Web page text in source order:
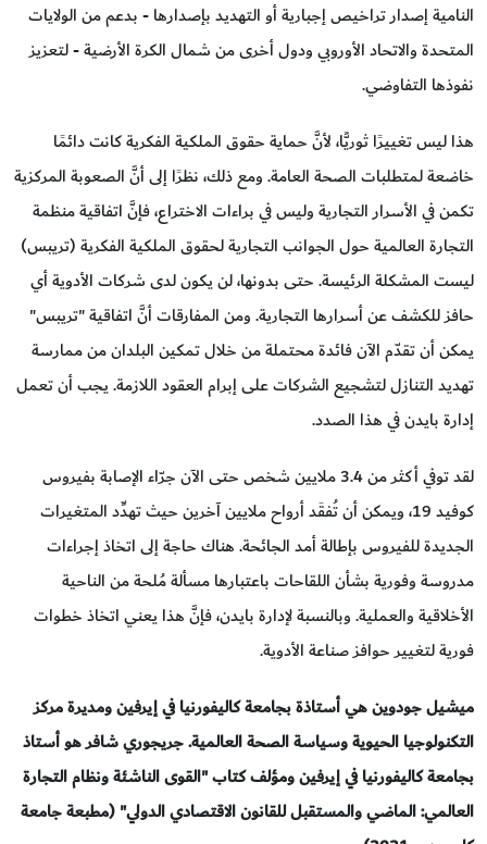
النامية إصدار تراخيص إجبارية أو التهديد بإصدارها - بدعم من الولايات
المتحدة والاتحاد الأوروبي ودول أخرى من شمال الكرة الأرضية - لتعزيز
نفوذها التفاوضي.
هذا ليس تغييرًا ثوريًّا، لأنَّ حماية حقوق الملكية الفكرية كانت دائمًا
خاضعة لمتطلبات الصحة العامة. ومع ذلك، نظرًا إلى أنَّ الصعوبة المركزية
تكمن في الأسرار التجارية وليس في براءات الاختراع، فإنَّ اتفاقية منظمة
التجارة العالمية حول الجوانب التجارية لحقوق الملكية الفكرية (تريبس)
ليست المشكلة الرئيسة. حتى بدونها، لن يكون لدى شركات الأدوية أي
حافز للكشف عن أسرارها التجارية. ومن المفارقات أنَّ اتفاقية "تريبس"
يمكن أن تقدّم الآن فائدة محتملة من خلال تمكين البلدان من ممارسة
تهديد التنازل لتشجيع الشركات على إبرام العقود اللازمة. يجب أن تعمل
إدارة بايدن في هذا الصدد.
لقد توفي أكثر من 3.4 ملايين شخص حتى الآن جرّاء الإصابة بفيروس
كوفيد 19، ويمكن أن تُفقَد أرواح ملايين آخرين حيث تهدِّد المتغيرات
الجديدة للفيروس بإطالة أمد الجائحة. هناك حاجة إلى اتخاذ إجراءات
مدروسة وفورية بشأن اللقاحات باعتبارها مسألة مُلحة من الناحية
الأخلاقية والعملية. وبالنسبة لإدارة بايدن، فإنَّ هذا يعني اتخاذ خطوات
فورية لتغيير حوافز صناعة الأدوية.
ميشيل جودوين هي أستاذة بجامعة كاليفورنيا في إيرفين ومديرة مركز
التكنولوجيا الحيوية وسياسة الصحة العالمية. جريجوري شافر هو أستاذ
بجامعة كاليفورنيا في إيرفين ومؤلف كتاب "القوى الناشئة ونظام التجارة
العالمي: الماضي والمستقبل للقانون الاقتصادي الدولي" (مطبعة جامعة